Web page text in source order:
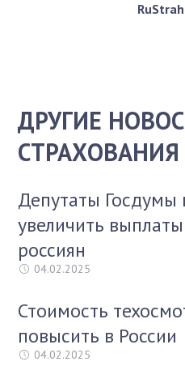
ДРУГИЕ
СТРАХОВАНИЯ
Депутаты Госдумы
увеличить
россиян
04.02.2025
Стоимость
повысить в России
04.02.2025